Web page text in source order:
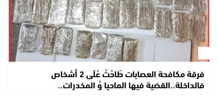
فرقة مكافحة العصابات طَاحْتْ عْلَى 2 أشخاص
فالداخلة..القضية فيها الماحيا وُ المخدرات..